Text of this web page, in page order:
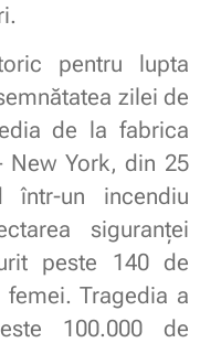
pentru lupta
zilei de
de la fabrica
New York, din 25
într-un incendiu
siguranţei
peste 140 de
Tragedia a
100.000 de